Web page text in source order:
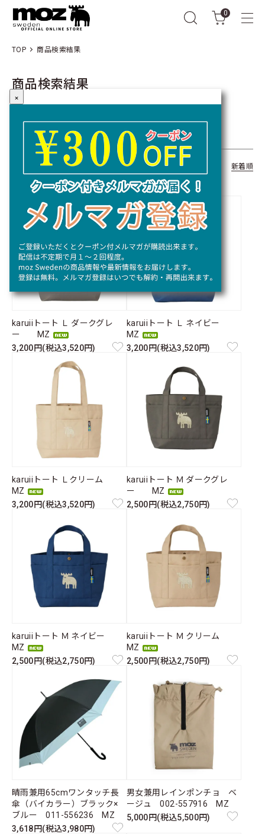
0
TOP 商品検索結果
商品検索結果
全309商品 おすすめ順 新着順
karuiiトート Ｌ ダークグレ
ー MZ
3,200円(税込3,520円)
karuiiトート Ｌ ネイビー
MZ
3,200円(税込3,520円)
karuiiトート Ｌクリーム
MZ
3,200円(税込3,520円)
karuiiトート Ｍ ダークグレ
ー MZ
2,500円(税込2,750円)
karuiiトート Ｍ ネイビー
MZ
2,500円(税込2,750円)
karuiiトート Ｍ クリーム
MZ
2,500円(税込2,750円)
晴雨兼用65cmワンタッチ長
傘（バイカラー）ブラック×
ブルー 011-556236 MZ
3,618円(税込3,980円)
男女兼用レインポンチョ ベ
ージュ 002-557916 MZ
5,000円(税込5,500円)
×